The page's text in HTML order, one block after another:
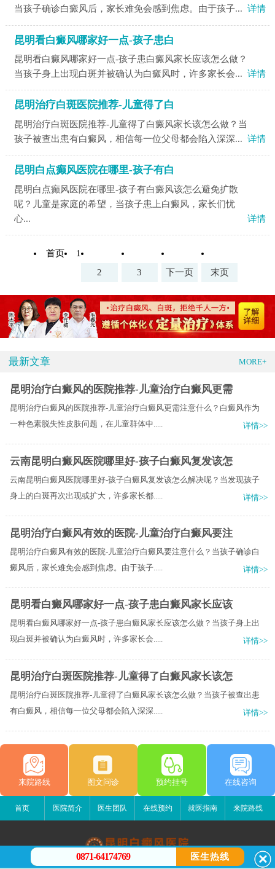
当孩子确诊白癜风后，家长难免会感到焦虑。由于孩子... 详情
昆明看白癜风哪家好一点-孩子患白
昆明看白癜风哪家好一点-孩子患白癜风家长应该怎么做？
当孩子身上出现白斑并被确认为白癜风时，许多家长会... 详情
昆明治疗白斑医院推荐-儿童得了白
昆明治疗白斑医院推荐-儿童得了白癜风家长该怎么做？当
孩子被查出患有白癜风，相信每一位父母都会陷入深深... 详情
昆明白点癫风医院在哪里-孩子有白
昆明白点癫风医院在哪里-孩子有白癜风该怎么避免扩散
呢？儿童是家庭的希望，当孩子患上白癜风，家长们忧
心...
详情
首页
1
2
3 下一页 末页
最新文章 MORE+
昆明治疗白癜风的医院推荐-儿童治疗白癜风更需
昆明治疗白癜风的医院推荐-儿童治疗白癜风更需注意什么？白癜风作为
一种色素脱失性皮肤问题，在儿童群体中.....
详情>>
云南昆明白癜风医院哪里好-孩子白癜风复发该怎
云南昆明白癜风医院哪里好-孩子白癜风复发该怎么解决呢？当发现孩子
身上的白斑再次出现或扩大，许多家长都.....
详情>>
昆明治疗白癜风有效的医院-儿童治疗白癜风要注
昆明治疗白癜风有效的医院-儿童治疗白癜风要注意什么？当孩子确诊白
癜风后，家长难免会感到焦虑。由于孩子.....
详情>>
昆明看白癜风哪家好一点-孩子患白癜风家长应该
昆明看白癜风哪家好一点-孩子患白癜风家长应该怎么做？当孩子身上出
现白斑并被确认为白癜风时，许多家长会.....
详情>>
昆明治疗白斑医院推荐-儿童得了白癜风家长该怎
昆明治疗白斑医院推荐-儿童得了白癜风家长该怎么做？当孩子被查出患
有白癜风，相信每一位父母都会陷入深深.....
详情>>
来院路线 图文问诊 预约挂号 在线咨询
首页 医院简介 医生团队 在线预约 就医指南 来院路线
0871-64174769 医生热线